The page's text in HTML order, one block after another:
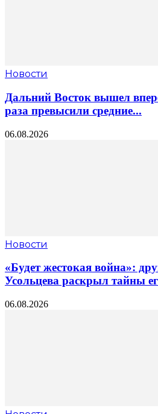
Новости
Дальний Восток вышел
раза превысили средние...
06.08.2026
Новости
«Будет жестокая война»:
Усольцева раскрыл тайны
06.08.2026